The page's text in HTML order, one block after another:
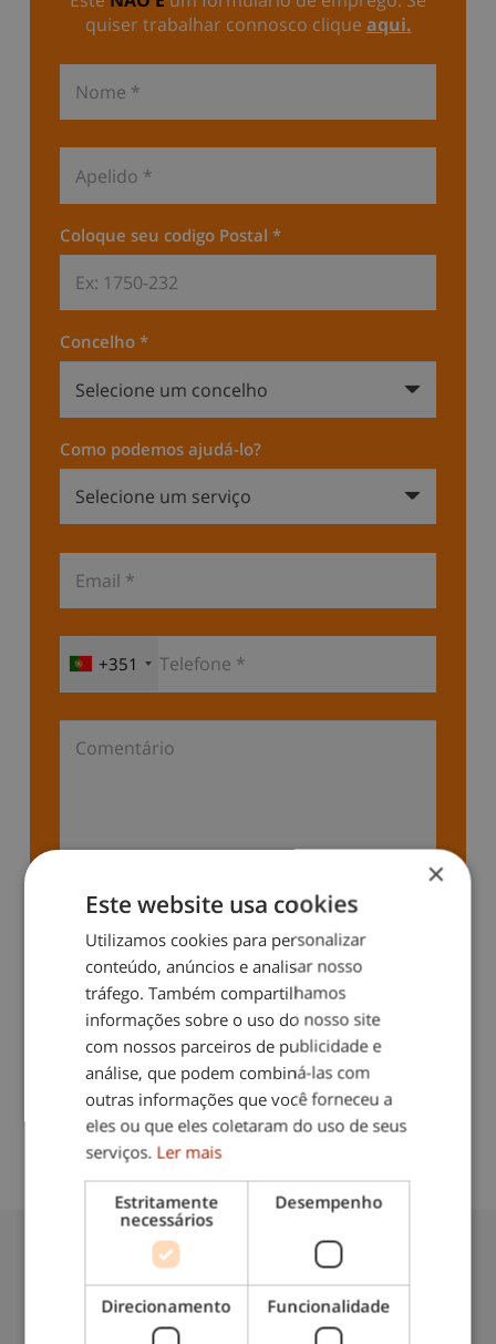
quiser trabalhar connosco clique aqui.
Coloque seu codigo Postal *
Concelho *
Como podemos ajudá-lo?
+351
Aceito apolítica de privacidadepara efeitos
de futuras comunicações comerciais.
Autorizo a comunicação e tratamento dos
meus dados pessoais conforme disposto na
política de privacidade
Contacte-nos: 217 571 560
×
Este website usa cookies
Utilizamos cookies para personalizar
conteúdo, anúncios e analisar nosso
tráfego. Também compartilhamos
informações sobre o uso do nosso site
com nossos parceiros de publicidade e
análise, que podem combiná-las com
outras informações que você forneceu a
eles ou que eles coletaram do uso de seus
serviços. Ler mais
Estritamente
necessários
Desempenho
Direcionamento Funcionalidade